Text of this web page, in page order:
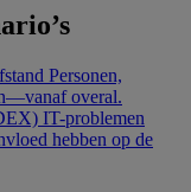
Personen,
overal.
IT-problemen
hebben op de